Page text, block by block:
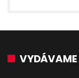
VYDÁVAME